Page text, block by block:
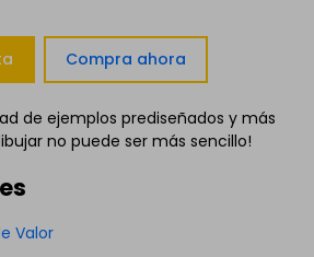
Compra ahora
de ejemplos prediseñados y más
no puede ser más sencillo!
Valor